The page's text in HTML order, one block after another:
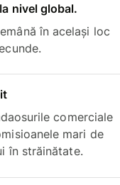
nivel global.
în același loc
comerciale
mari de
în străinătate.